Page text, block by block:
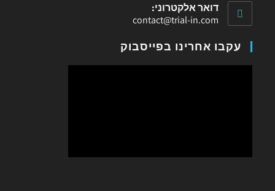
דואר אלקטרוני:
contact@trial-in.com
עקבו אחרינו בפייסבוק